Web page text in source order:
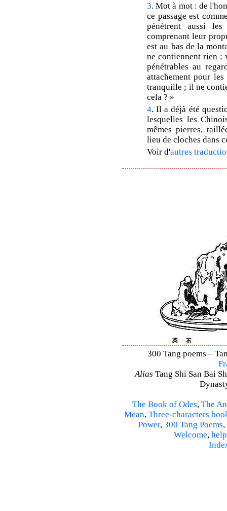
3. Mot à mot : de
ce passage est
pénètrent aussi
comprenant leur
est au bas de la
ne contiennent rien ;
pénétrables au
attachement pour
tranquille ; il ne
cela ? »
4. Il a déjà été
lesquelles les
mêmes pierres,
lieu de cloches dans
Voir d'autres
300 Tang poems –
Alias Tang Shi San Bai
The Book of Odes, The
Mean, Three-characters
Power, 300 Tang Poems,
Welcome, help